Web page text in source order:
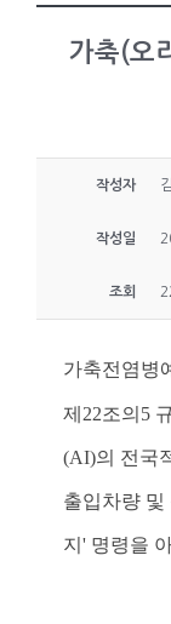
가축(오
작성자
작성일
조회
가축전염병
제22조의5
(AI)의 전국
출입차량 및
지' 명령을